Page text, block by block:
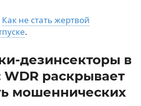
Как не стать жертвой
.
дезинсекторы в
WDR раскрывает
мошеннических